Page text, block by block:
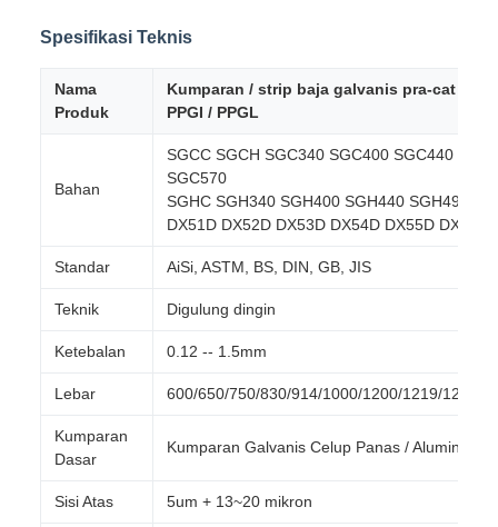
Spesifikasi Teknis
Nama
Produk
Kumparan / strip baja galvanis pra-cat
PPGI / PPGL
Bahan
SGCC SGCH SGC340 SGC400 SGC440
SGC570
SGHC SGH340 SGH400 SGH440 SGH490
DX51D DX52D DX53D DX54D DX55D DX56D
Standar AiSi, ASTM, BS, DIN, GB, JIS
Teknik Digulung dingin
Ketebalan 0.12 -- 1.5mm
Lebar 600/650/750/830/914/1000/1200/1219/1220/
Kumparan
Dasar
Kumparan Galvanis Celup Panas / Aluminium-
Sisi Atas 5um + 13~20 mikron